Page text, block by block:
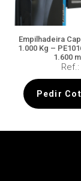
Empilhadeira
1.000 Kg –
1.600
Ref.:
Pedir